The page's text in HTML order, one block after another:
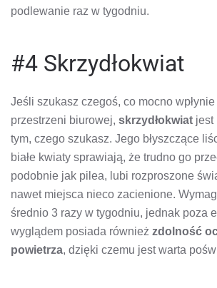
podlewanie raz w tygodniu.
#4 Skrzydłokwiat
Jeśli szukasz czegoś, co mocno
przestrzeni biurowej, skrzydłokwiat jest
tym, czego szukasz. Jego błyszczące
białe kwiaty sprawiają, że trudno go
podobnie jak pilea, lubi rozproszone
nawet miejsca nieco zacienione.
średnio 3 razy w tygodniu, jednak poza
wyglądem posiada również zdolność
powietrza, dzięki czemu jest warta